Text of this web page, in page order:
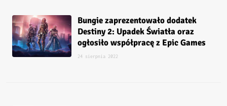
Bungie zaprezentowało dodatek
Destiny 2: Upadek Światła oraz
ogłosiło współpracę z Epic Games
24 sierpnia 2022